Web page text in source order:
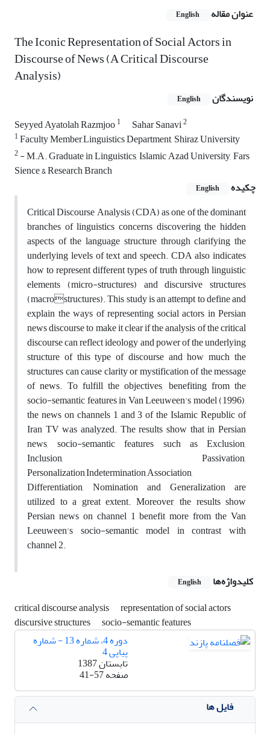
عنوان مقاله English
The Iconic Representation of Social Actors in
Discourse of News (A Critical Discourse
Analysis)
نویسندگان English
Seyyed Ayatolah Razmjoo1 Sahar Sanavi2
1Faculty Member,Linguistics Department, Shiraz University
2- M.A. Graduate in Linguistics, Islamic Azad University, Fars
Sience & Research Branch
چکیده
English
Critical Discourse Analysis (CDA) as one of the dominant
branches of linguistics concerns discovering the hidden
aspects of the language structure through clarifying the
underlying levels of text and speech. CDA also indicates
how to represent different types of truth through linguistic
elements (micro-structures) and discursive structures
(macrostructures). This study is an attempt to define and
explain the ways of representing social actors in Persian
news discourse to make it clear if the analysis of the critical
discourse can reflect ideology and power of the underlying
structure of this type of discourse and how much the
structures can cause clarity or mystification of the message
of news. To fulfill the objectives, benefiting from the
socio-semantic features in Van Leeuween's model (1996),
the news on channels 1 and 3 of the Islamic Republic of
Iran TV was analyzed. The results show that in Persian
news, socio-semantic features such as Exclusion,
Inclusion, Passivation,
Personalization,Indetermination,Association,
Differentiation, Nomination and Generalization are
utilized to a great extent. Moreover, the results show
Persian news on channel 1 benefit more from the Van
Leeuween's socio-semantic model in contrast with
channel 2.
کلیدواژه‌ها
English
critical discourse analysis
representation of social actors
discursive structures
socio-semantic features
دوره 4، شماره 13 - شماره
پیاپی 4
تابستان 1387
صفحه41-57
فایل ها